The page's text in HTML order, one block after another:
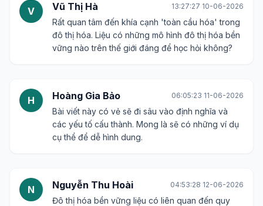
V Vũ Thị Hà 13:27:27 10-06-2026
Rất quan tâm đến khía cạnh 'toàn cầu hóa' trong
đô thị hóa. Liệu có những mô hình đô thị hóa bền
vững nào trên thế giới đáng để học hỏi không?
H Hoàng Gia Bảo 06:05:23 11-06-2026
Bài viết này có vẻ sẽ đi sâu vào định nghĩa và
các yếu tố cấu thành. Mong là sẽ có những ví dụ
cụ thể để dễ hình dung.
N Nguyễn Thu Hoài 04:53:28 12-06-2026
Đô thị hóa bền vững liệu có liên quan đến quy